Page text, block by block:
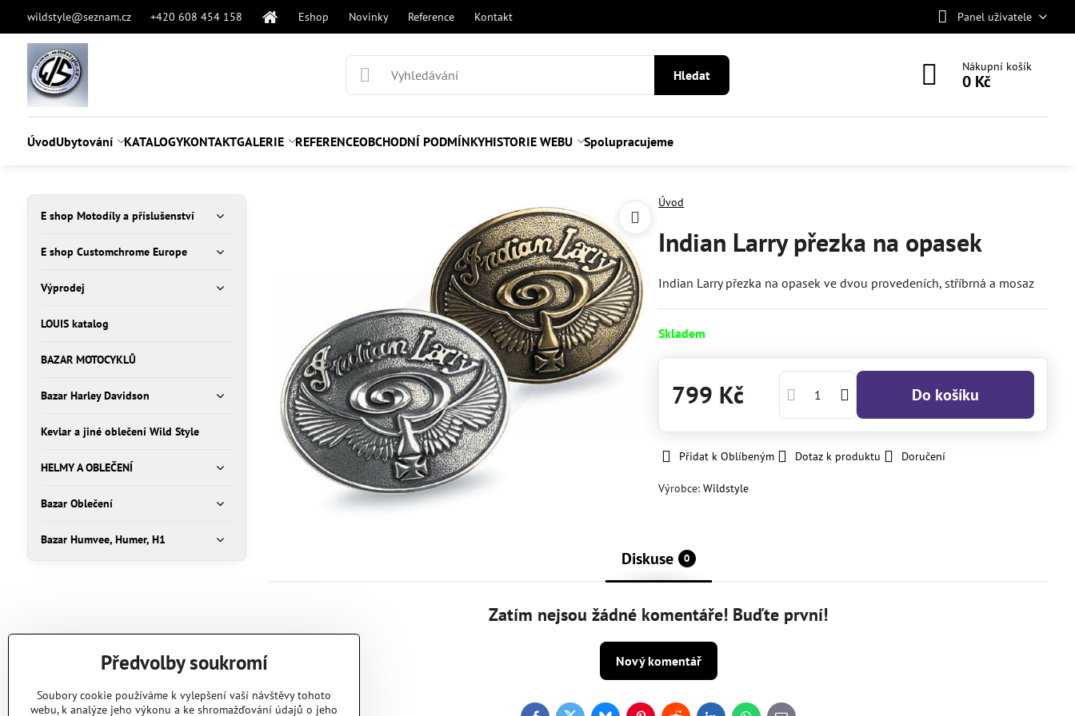
wildstyle@seznam.cz +420 608 454 158 Eshop Novinky Reference Kontakt Panel uživatele
Hledat
Nákupní košík
0 Kč
ÚvodUbytování KATALOGYKONTAKTGALERIE REFERENCEOBCHODNÍ PODMÍNKYHISTORIE WEBU Spolupracujeme
Úvod
Indian Larry přezka na opasek
Indian Larry přezka na opasek ve dvou provedeních, stříbrná a mosaz
Skladem
799 Kč Do košíku
Přidat k Oblíbeným Dotaz k produktu Doručení
Výrobce:Wildstyle
Diskuse 0
Zatím nejsou žádné komentáře! Buďte první!
Nový komentář
E shop Motodíly a příslušenství
E shop Customchrome Europe
Výprodej
LOUIS katalog
BAZAR MOTOCYKLŮ
Bazar Harley Davidson
Kevlar a jiné oblečení Wild Style
HELMY A OBLEČENÍ
Bazar Oblečení
Bazar Humvee, Humer, H1
Předvolby soukromí
Soubory cookie používáme k vylepšení vaší návštěvy tohoto
webu, k analýze jeho výkonu a ke shromažďování údajů o jeho